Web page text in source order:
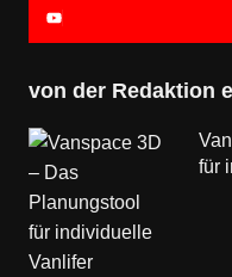
von der Redaktion
für